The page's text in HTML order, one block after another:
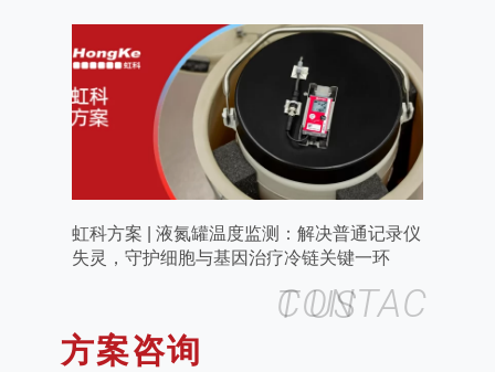
虹科方案 | 液氮罐温度监测：解决普通记录仪
失灵，守护细胞与基因治疗冷链关键一环
方案咨询
CONTACT US